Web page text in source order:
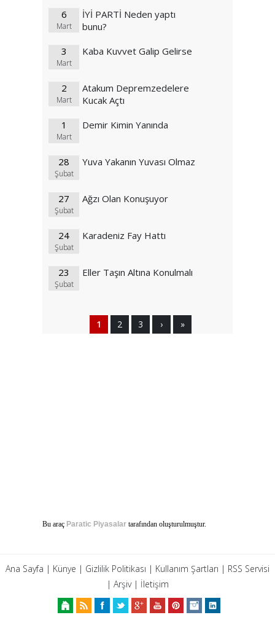
6
Mart
İYİ PARTİ Neden yaptı
bunu?
3
Mart
Kaba Kuvvet Galip Gelirse
2
Mart
Atakum Depremzedelere
Kucak Açtı
1
Mart
Demir Kimin Yanında
28
Şubat
Yuva Yakanın Yuvası Olmaz
27
Şubat
Ağzı Olan Konuşuyor
24
Şubat
Karadeniz Fay Hattı
23
Şubat
Eller Taşın Altına Konulmalı
1 2 3 › »
Bu araç Paratic Piyasalar tarafından oluşturulmuştur.
Ana Sayfa | Künye | Gizlilik Politikası | Kullanım Şartları | RSS Servisi
| Arşiv| İletişim